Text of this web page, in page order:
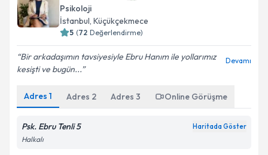
Psikoloji
İstanbul, Küçükçekmece
5 (72 Değerlendirme)
Bir arkadaşımın tavsiyesiyle Ebru Hanım ile yollarımız
kesişti ve bugün...
Devamı
Adres 1 Adres 2 Adres 3 Online Görüşme
Psk. Ebru Tenli 5 Haritada Göster
Halkalı